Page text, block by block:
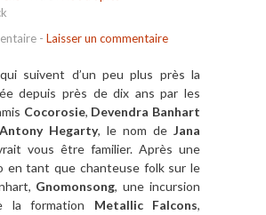
- Laisser un commentaire
suivent d’un peu plus près la
depuis près de dix ans par les
Cocorosie, Devendra Banhart
Antony Hegarty, le nom de Jana
vous être familier. Après une
en tant que chanteuse folk sur le
Gnomonsong, une incursion
la formation Metallic Falcons,